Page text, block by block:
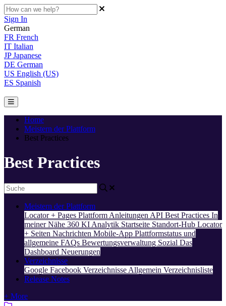
Sign In
German
FR French
IT Italian
JP Japanese
DE German
US English (US)
ES Spanish
Home
Meistern der Plattform
Best Practices
Best Practices
Meistern der Plattform
Locator + Pages Plattform Anleitungen API Best Practices In
meiner Nähe 360 KI Analytik Startseite Standort-Hub Locator
+ Seiten Nachrichten Mobile-App Plattformstatus und
allgemeine FAQs Bewertungsverwaltung Sozial Das
Dashboard Neuerungen
Verzeichnisse
Google Facebook Verzeichnisse Allgemein Verzeichnisliste
Release Notes
+ More